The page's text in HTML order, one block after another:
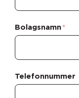
Bolagsnamn *
Telefonnummer